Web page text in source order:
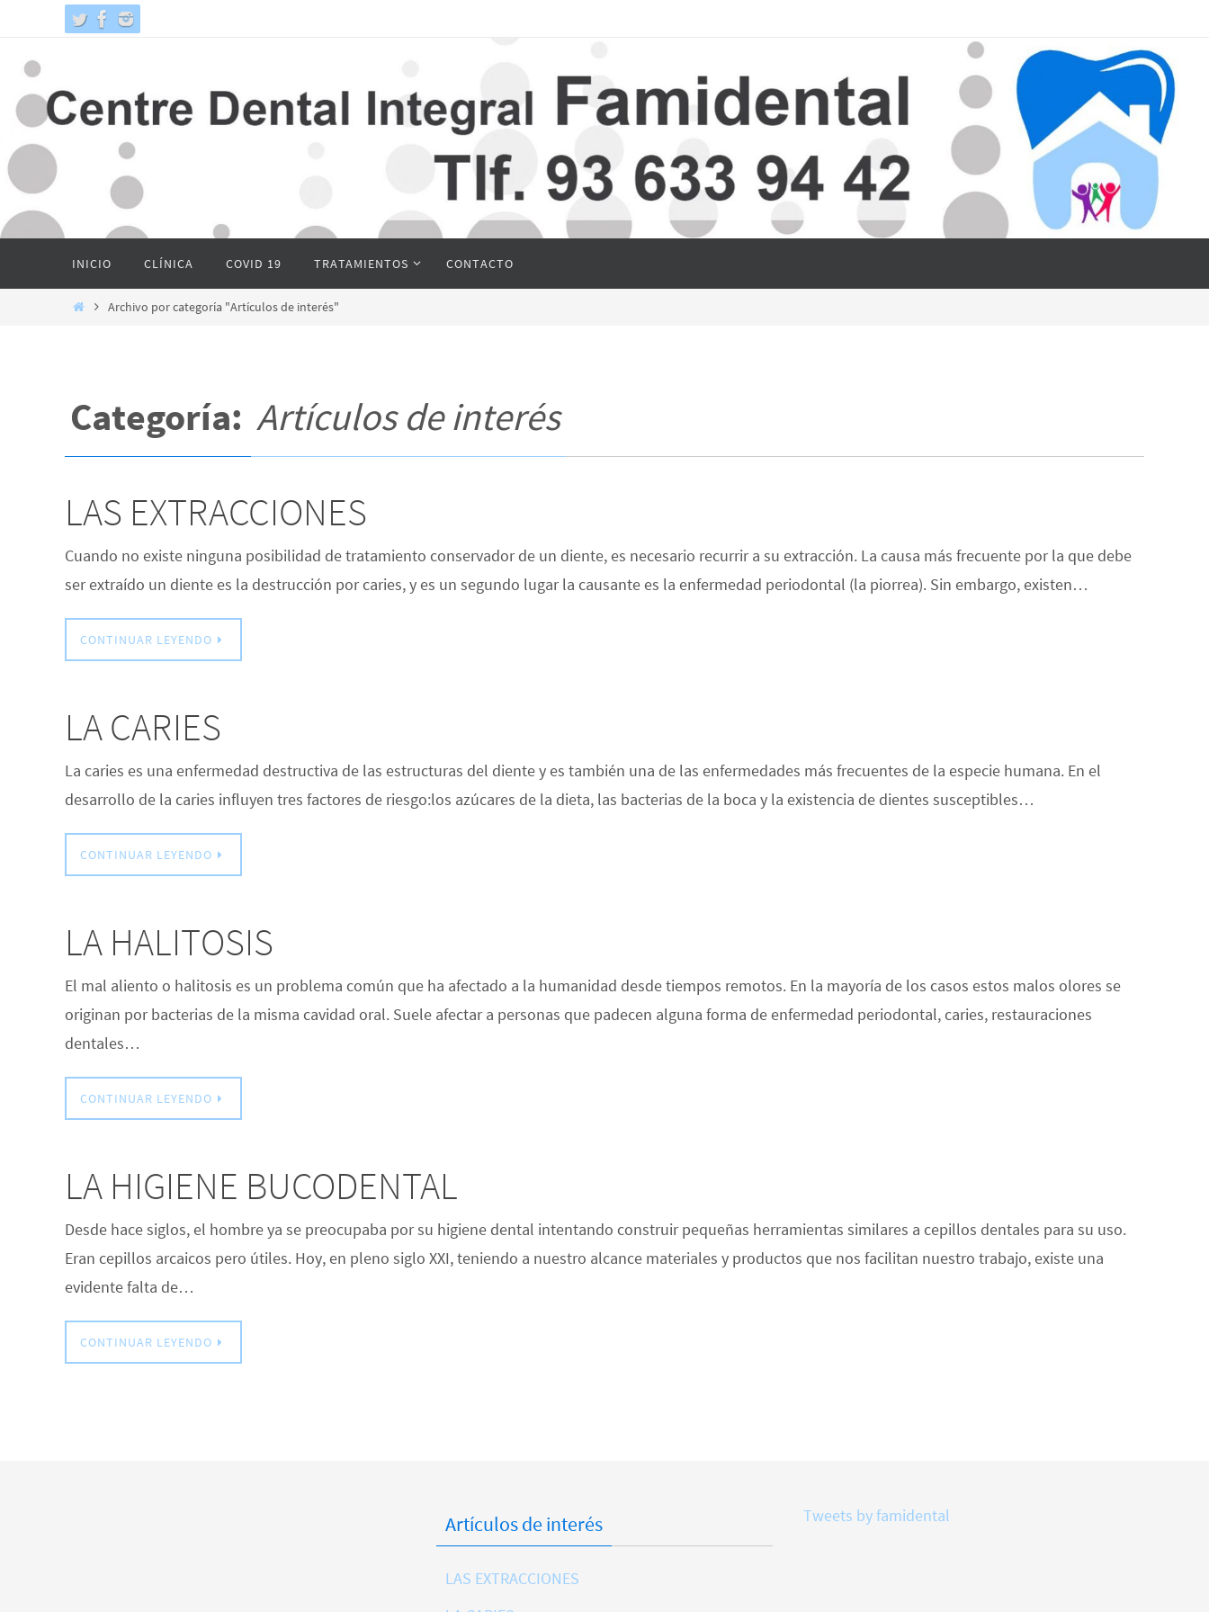
contenido
contenido
INICIO CLÍNICA COVID 19 TRATAMIENTOS CONTACTO
InicioArchivo por categoría "Artículos de interés"
Categoría: Artículos de interés
LAS EXTRACCIONES
Cuando no existe ninguna posibilidad de tratamiento conservador de un diente, es necesario recurrir a su extracción. La causa más frecuente por la que debe
ser extraído un diente es la destrucción por caries, y es un segundo lugar la causante es la enfermedad periodontal (la piorrea). Sin embargo, existen…
CONTINUAR LEYENDO
LA CARIES
La caries es una enfermedad destructiva de las estructuras del diente y es también una de las enfermedades más frecuentes de la especie humana. En el
desarrollo de la caries influyen tres factores de riesgo:los azúcares de la dieta, las bacterias de la boca y la existencia de dientes susceptibles…
CONTINUAR LEYENDO
LA HALITOSIS
El mal aliento o halitosis es un problema común que ha afectado a la humanidad desde tiempos remotos. En la mayoría de los casos estos malos olores se
originan por bacterias de la misma cavidad oral. Suele afectar a personas que padecen alguna forma de enfermedad periodontal, caries, restauraciones
dentales…
CONTINUAR LEYENDO
LA HIGIENE BUCODENTAL
Desde hace siglos, el hombre ya se preocupaba por su higiene dental intentando construir pequeñas herramientas similares a cepillos dentales para su uso.
Eran cepillos arcaicos pero útiles. Hoy, en pleno siglo XXI, teniendo a nuestro alcance materiales y productos que nos facilitan nuestro trabajo, existe una
evidente falta de…
CONTINUAR LEYENDO
Artículos de interés
LAS EXTRACCIONES
Tweets by famidental